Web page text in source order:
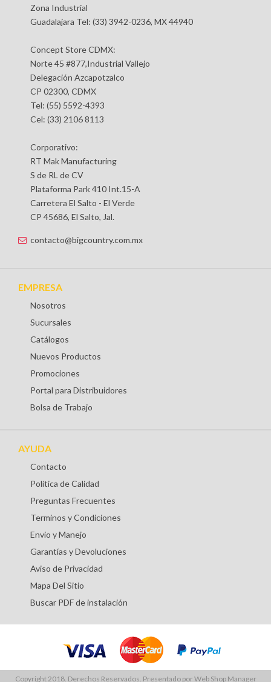
Zona Industrial
Guadalajara Tel: (33) 3942-0236, MX 44940
Concept Store CDMX:
Norte 45 #877,Industrial Vallejo
Delegación Azcapotzalco
CP 02300, CDMX
Tel: (55) 5592-4393
Cel: (33) 2106 8113
Corporativo:
RT Mak Manufacturing
S de RL de CV
Plataforma Park 410 Int.15-A
Carretera El Salto - El Verde
CP 45686, El Salto, Jal.
contacto@bigcountry.com.mx
EMPRESA
Nosotros
Sucursales
Catálogos
Nuevos Productos
Promociones
Portal para Distribuidores
Bolsa de Trabajo
AYUDA
Contacto
Política de Calidad
Preguntas Frecuentes
Terminos y Condiciones
Envio y Manejo
Garantías y Devoluciones
Aviso de Privacidad
Mapa Del Sitio
Buscar PDF de instalación
Copyright 2018. Derechos Reservados. Presentado porWeb Shop Manager